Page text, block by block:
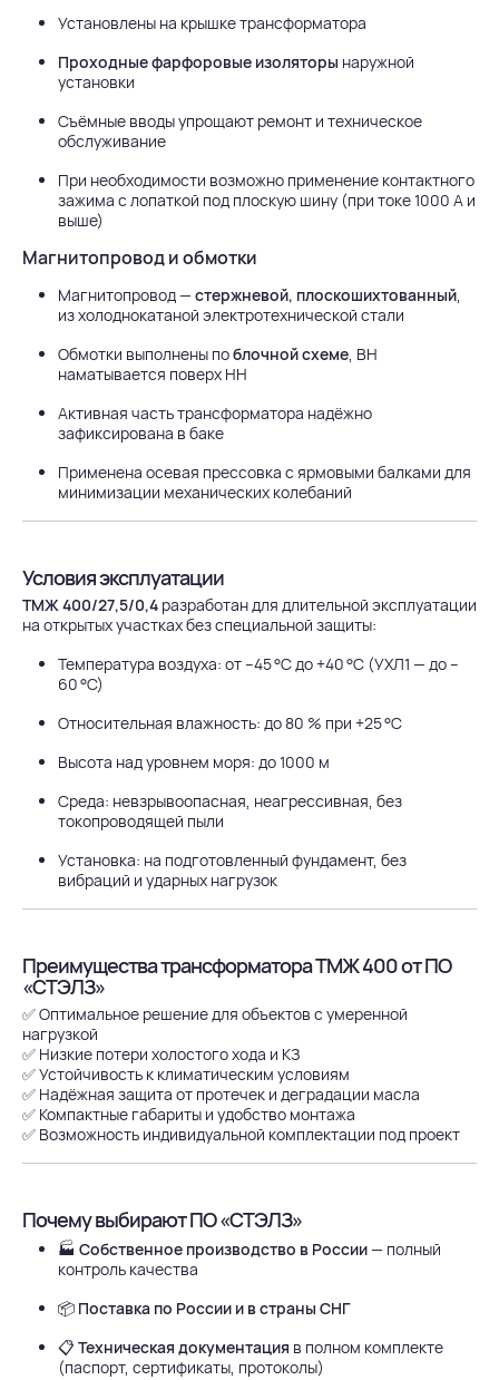
Установлены на крышке трансформатора
Проходные фарфоровые изоляторы наружной
установки
Съёмные вводы упрощают ремонт и техническое
обслуживание
При необходимости возможно применение контактного
зажима с лопаткой под плоскую шину (при токе 1000 А и
выше)
Магнитопровод и обмотки
Магнитопровод — стержневой, плоскошихтованный,
из холоднокатаной электротехнической стали
Обмотки выполнены поблочной схеме, ВН
наматывается поверх НН
Активная часть трансформатора надёжно
зафиксирована в баке
Применена осевая прессовка с ярмовыми балками для
минимизации механических колебаний
Условия эксплуатации
ТМЖ 400/27,5/0,4 разработан для длительной эксплуатации
на открытых участках без специальной защиты:
Температура воздуха: от –45 °C до +40 °C (УХЛ1 — до –
60 °C)
Относительная влажность: до 80 % при +25 °C
Высота над уровнем моря: до 1000 м
Среда: невзрывоопасная, неагрессивная, без
токопроводящей пыли
Установка: на подготовленный фундамент, без
вибраций и ударных нагрузок
Преимущества трансформатора ТМЖ 400 от ПО
«СТЭЛЗ»
✅ Оптимальное решение для объектов с умеренной
нагрузкой
✅ Низкие потери холостого хода и КЗ
✅ Устойчивость к климатическим условиям
✅ Надёжная защита от протечек и деградации масла
✅ Компактные габариты и удобство монтажа
✅ Возможность индивидуальной комплектации под проект
Почему выбирают ПО «СТЭЛЗ»
🏭 Собственное производство в России— полный
контроль качества
📦 Поставка по России и в страны СНГ
📋 Техническая документация в полном комплекте
(паспорт, сертификаты, протоколы)